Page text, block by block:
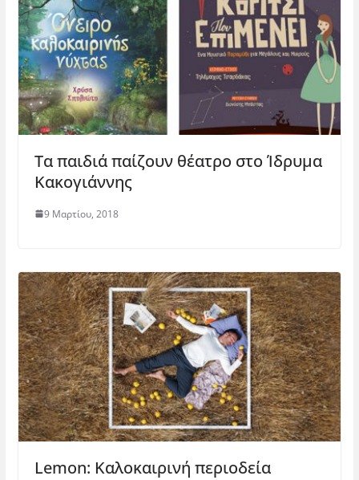
)
Τα παιδιά παίζουν θέατρο στο Ίδρυμα
Κακογιάννης
9 Μαρτίου, 2018
Lemon: Καλοκαιρινή περιοδεία